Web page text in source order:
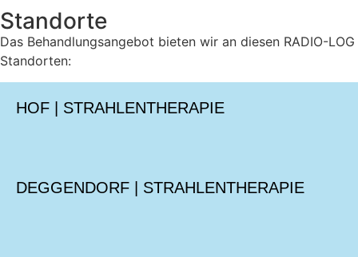
Standorte
Das Behandlungsangebot bieten wir an diesen RADIO-LOG
Standorten:
HOF | STRAHLENTHERAPIE
DEGGENDORF | STRAHLENTHERAPIE